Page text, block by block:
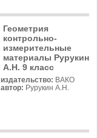
Геометрия
контрольно-
измерительные
материалы Рурукин
А.Н. 9 класс
издательство: ВАКО
автор: Рурукин А.Н.